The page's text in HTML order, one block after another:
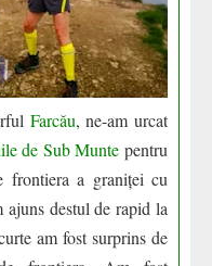
Farcău, ne-am urcat
de Sub Munte pentru
frontiera a graniței cu
destul de rapid la
am fost surprins de